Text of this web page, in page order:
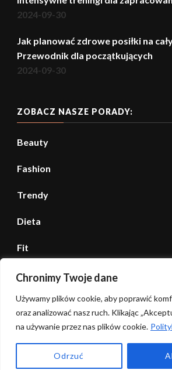
Chronimy Twoje dane
Używamy plików cookie, aby poprawić
oraz analizować nasz ruch. Klikając
na używanie przez nas plików cookie.
Odrzuć
2024-09-30
Jak planować zdrowe posiłki na
Przewodnik dla początkujących
2024-09-30
ZOBACZ NASZE PORADY:
Beauty
Fashion
Trendy
Dieta
Fit
Porady
Blossom Themes
. Wspierany